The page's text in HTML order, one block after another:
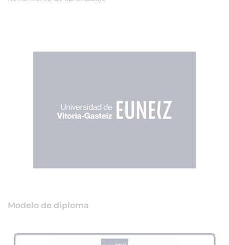
Modelo de diploma